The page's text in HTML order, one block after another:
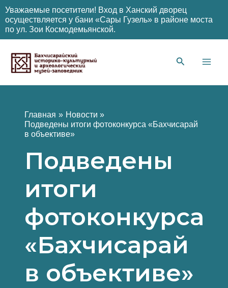
Уважаемые посетители! Вход в Ханский дворец
осуществляется у бани «Сары Гузель» в районе моста
по ул. Зои Космодемьянской.
содержимому
Главная
Новости
Подведены итоги фотоконкурса «Бахчисарай
в объективе»
Подведены
итоги
фотоконкурса
«Бахчисарай
в объективе»